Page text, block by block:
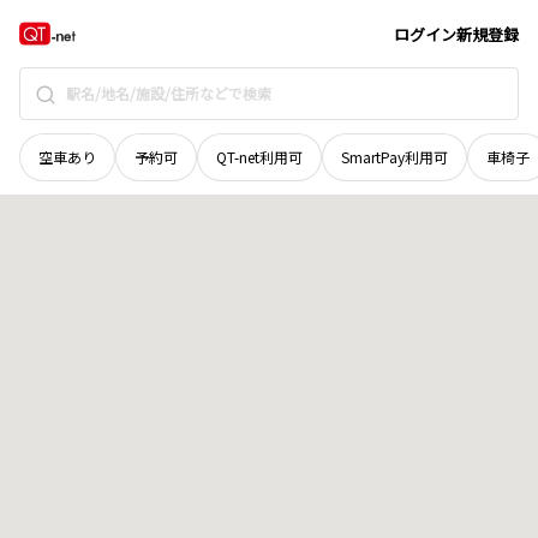
ログイン新規登録
空車あり 予約可 QT-net利用可 SmartPay利用可 車椅子
北海道